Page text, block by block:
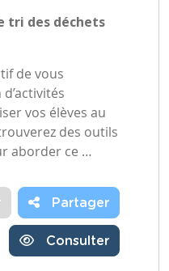
tri des déchets
de vous
vos élèves au
des outils
aborder ce …
Partager
Consulter